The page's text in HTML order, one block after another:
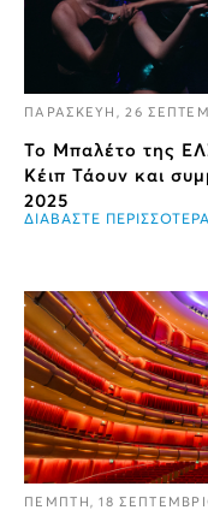
ΠΑΡΑΣΚΕΥΗ, 26
Το Μπαλέτο της
Κέιπ Τάουν και
2025
ΔΙΑΒΑΣΤΕ ΠΕΡΙΣΣΟΤΕΡΑ
ΠΕΜΠΤΗ, 18